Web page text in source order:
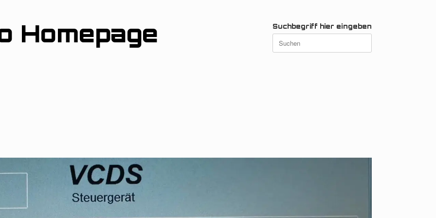
Homepage Suchbegriff hier eingeben
Suchen
nach: